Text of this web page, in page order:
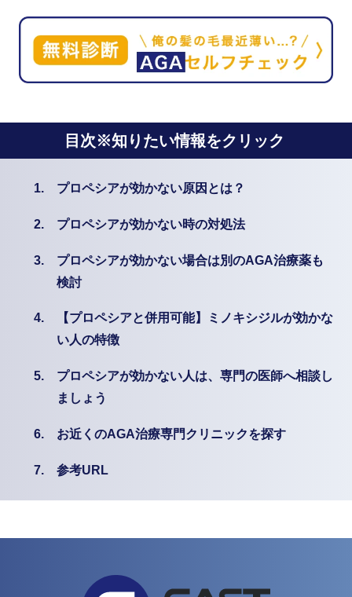
目次※知りたい情報をクリック
1. プロペシアが効かない原因とは？
2. プロペシアが効かない時の対処法
3.
プロペシアが効かない場合は別のAGA治療薬も
検討
4.
【プロペシアと併用可能】ミノキシジルが効かな
い人の特徴
5.
プロペシアが効かない人は、専門の医師へ相談し
ましょう
6. お近くのAGA治療専門クリニックを探す
7. 参考URL